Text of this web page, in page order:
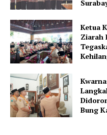
Ketua
Ziarah
Bung